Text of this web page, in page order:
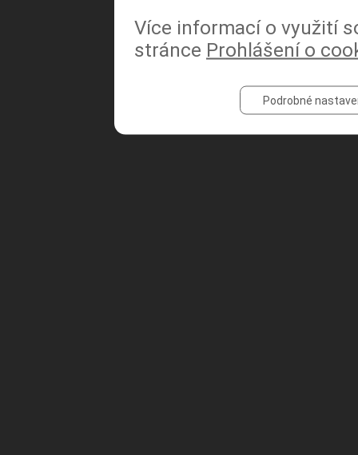
Více informací o využití
stránce Prohlášení o
Podrobné